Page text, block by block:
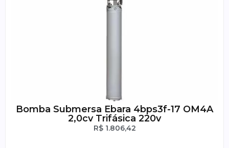
Bomba Submersa Ebara 4bps3f-17 OM4A
2,0cv Trifásica 220v
R$1.806,42